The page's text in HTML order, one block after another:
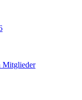
Mitglieder